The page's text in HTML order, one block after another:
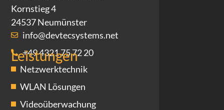
Kornstieg 4
24537 Neumünster
info@devtecsystems.net
+49 4321 75 72 20
Leistungen
Netzwerktechnik
WLAN Lösungen
Videoüberwachung